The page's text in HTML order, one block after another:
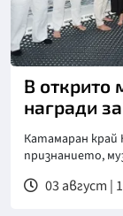
В открито
награди
Катамаран край
признанието,
03 август |